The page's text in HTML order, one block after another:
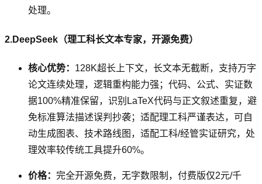
处理。
2.DeepSeek（理工科长文本专家，开源免费）
核心优势： 128K超长上下文，长文本无截断，支持万字
论文连续处理，逻辑重构能力强；代码、公式、实证数
据100%精准保留，识别LaTeX代码与正文叙述重复，避
免标准算法描述误判抄袭；适配理工科严谨表达，可自
动生成图表、技术路线图，适配工科/经管实证研究，处
理效率较传统工具提升60%。
价格： 完全开源免费，无字数限制，付费版仅2元/千